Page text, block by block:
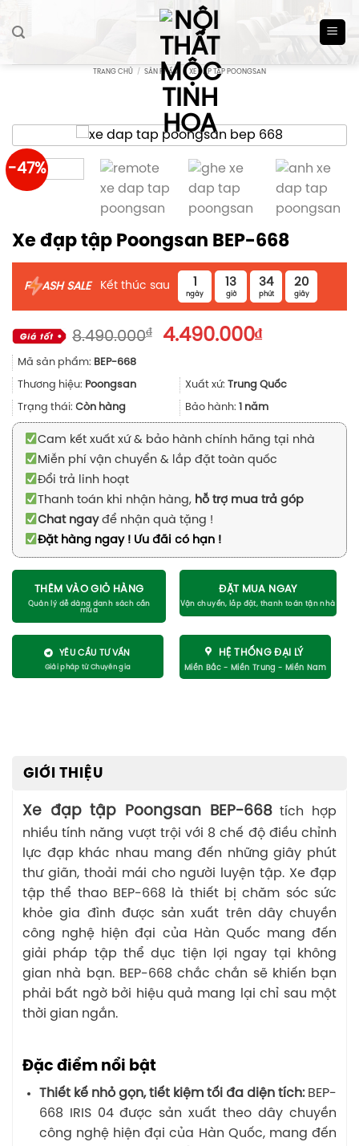
TRANG CHỦ / SẢN PHẨM / XE ĐẠP TẬP POONGSAN
-47%
Xe đạp tập Poongsan BEP-668
F ASH SALE Kết thúc sau 1
ngày
13
giờ
34
phút
20
giây
8.490.000₫
Giá
8.490.000₫.
4.490.000₫Giá
là:
Mã sản phẩm: BEP-668
Thương hiệu: Poongsan Xuất xứ: Trung Quốc
Trạng thái: Còn hàng Bảo hành: 1 năm
Cam kết xuất xứ & bảo hành chính hãng tại nhà
Miễn phí vận chuyển & lắp đặt toàn quốc
Đổi trả linh hoạt
Thanh toán khi nhận hàng, hỗ trợ mua trả góp
Chat ngayđể nhận quà tặng !
Đặt hàng ngay ! Ưu đãi có hạn !
THÊM VÀO GIỎ HÀNG ĐẶT MUA NGAY
YÊU CẦU TƯ VẤN HỆ THỐNG ĐẠI LÝ
GIỚI THIỆU
Xe đạp tập Poongsan BEP-668tích hợp
nhiều tính năng vượt trội với 8 chế độ điều chỉnh
lực đạp khác nhau mang đến những giây phút
thư giãn, thoải mái cho người luyện tập. Xe đạp
tập thể thao BEP-668 là thiết bị chăm sóc sức
khỏe gia đình được sản xuất trên dây chuyền
công nghệ hiện đại của Hàn Quốc mang đến
giải pháp tập thể dục tiện lợi ngay tại không
gian nhà bạn. BEP-668 chắc chắn sẽ khiến bạn
phải bất ngờ bởi hiệu quả mang lại chỉ sau một
thời gian ngắn.
Đặc điểm nổi bật
Thiết kế nhỏ gọn, tiết kiệm tối đa diện tích:BEP-
668 IRIS 04 được sản xuất theo dây chuyền
công nghệ hiện đại của Hàn Quốc, mang đến